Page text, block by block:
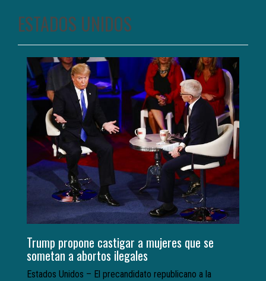
ESTADOS UNIDOS
Trump propone castigar a mujeres que se
sometan a abortos ilegales
Estados Unidos – El precandidato republicano a la